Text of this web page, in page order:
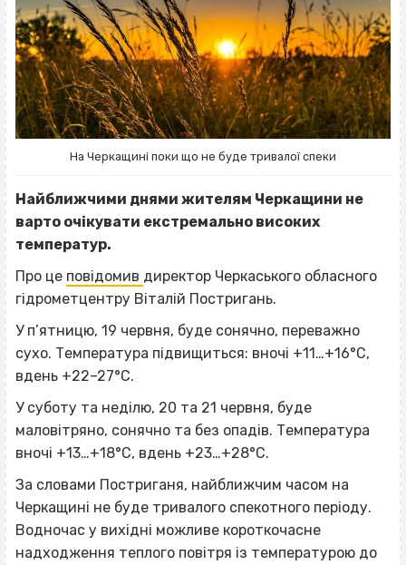
На Черкащині поки що не буде тривалої спеки
Найближчими днями жителям Черкащини не
варто очікувати екстремально високих
температур.
Про це повідомив директор Черкаського обласного
гідрометцентру Віталій Постригань.
У п’ятницю, 19 червня, буде сонячно, переважно
сухо. Температура підвищиться: вночі +11…+16°С,
вдень +22–27°С.
У суботу та неділю, 20 та 21 червня, буде
маловітряно, сонячно та без опадів. Температура
вночі +13…+18°С, вдень +23…+28°С.
За словами Постриганя, найближчим часом на
Черкащині не буде тривалого спекотного періоду.
Водночас у вихідні можливе короткочасне
надходження теплого повітря із температурою до